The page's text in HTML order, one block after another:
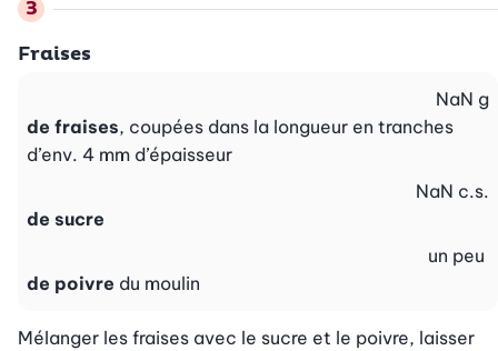
Fraises
de fraises, coupées dans la longueur en tranches
d’env. 4 mm d’épaisseur
NaN g
de sucre
NaN c.s.
de poivre du moulin
un peu
Mélanger les fraises avec le sucre et le poivre, laisser